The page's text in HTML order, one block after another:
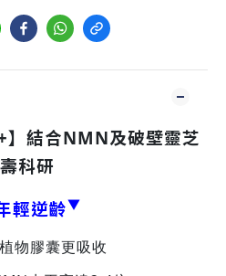
】結合NMN及破壁靈芝
科研
輕逆齡▼
物膠囊更吸收